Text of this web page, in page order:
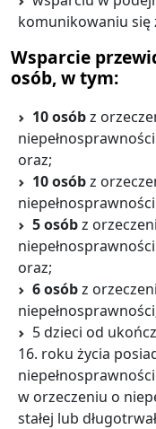
komunikowaniu się
Wsparcie
osób, w tym:
10 osóbz
oraz;
10 osóbz
5 osóbz
oraz;
6 osóbz
5 dzieci od
16. roku życia
w orzeczeniu o
stałej lub